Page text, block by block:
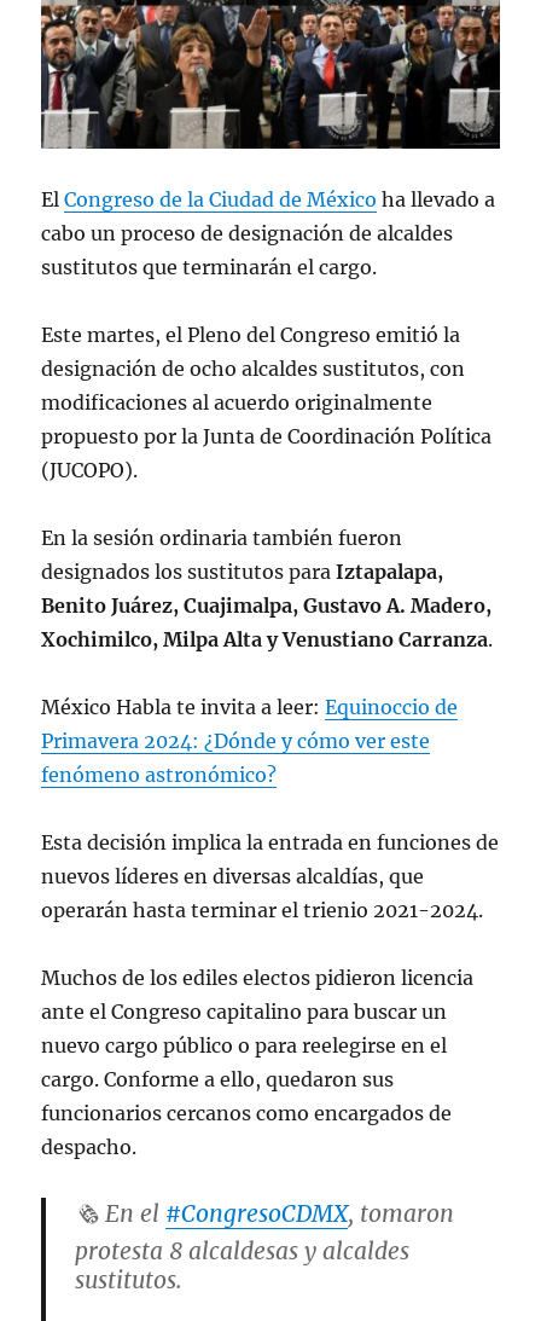
ElCongreso de la Ciudad de México ha llevado a
cabo un proceso de designación de alcaldes
sustitutos que terminarán el cargo.
Este martes, el Pleno del Congreso emitió la
designación de ocho alcaldes sustitutos, con
modificaciones al acuerdo originalmente
propuesto por la Junta de Coordinación Política
(JUCOPO).
En la sesión ordinaria también fueron
designados los sustitutos para Iztapalapa,
Benito Juárez, Cuajimalpa, Gustavo A. Madero,
Xochimilco, Milpa Alta y Venustiano Carranza.
México Habla te invita a leer:Equinoccio de
Primavera 2024: ¿Dónde y cómo ver este
fenómeno astronómico?
Esta decisión implica la entrada en funciones de
nuevos líderes en diversas alcaldías, que
operarán hasta terminar el trienio 2021-2024.
Muchos de los ediles electos pidieron licencia
ante el Congreso capitalino para buscar un
nuevo cargo público o para reelegirse en el
cargo. Conforme a ello, quedaron sus
funcionarios cercanos como encargados de
despacho.
🗞️ En el #CongresoCDMX, tomaron
protesta 8 alcaldesas y alcaldes
sustitutos.